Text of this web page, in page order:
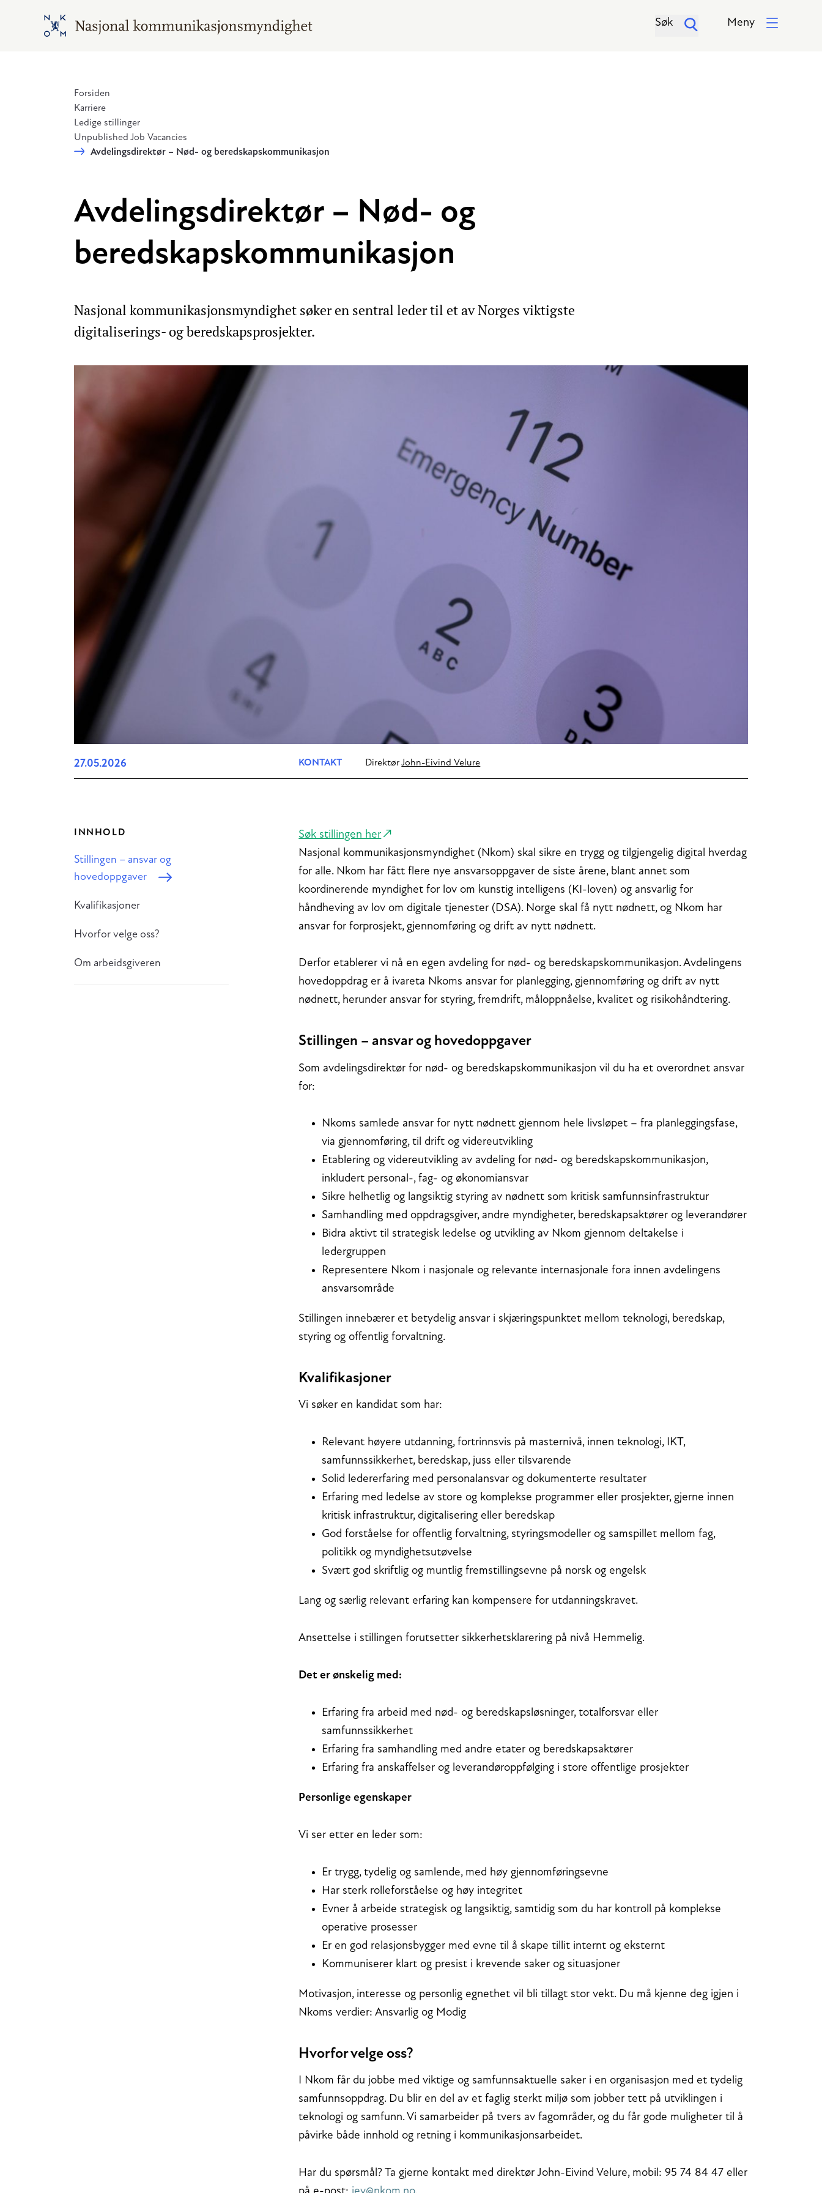
Hopp til hovedinnhold
Gå til hovedsiden Søk Meny
Forsiden
Karriere
Ledige stillinger
Unpublished Job Vacancies
Avdelingsdirektør – Nød- og beredskapskommunikasjon
Avdelingsdirektør – Nød- og
beredskapskommunikasjon
Nasjonal kommunikasjonsmyndighet søker en sentral leder til et av Norges viktigste
digitaliserings- og beredskapsprosjekter.
27.05.2026 KONTAKT Direktør John-Eivind Velure
INNHOLD
Stillingen – ansvar og
hovedoppgaver
Kvalifikasjoner
Hvorfor velge oss?
Om arbeidsgiveren
Søk stillingen her
Nasjonal kommunikasjonsmyndighet (Nkom) skal sikre en trygg og tilgjengelig digital hverdag
for alle. Nkom har fått flere nye ansvarsoppgaver de siste årene, blant annet som
koordinerende myndighet for lov om kunstig intelligens (KI-loven) og ansvarlig for
håndheving av lov om digitale tjenester (DSA). Norge skal få nytt nødnett, og Nkom har
ansvar for forprosjekt, gjennomføring og drift av nytt nødnett.
Derfor etablerer vi nå en egen avdeling for nød- og beredskapskommunikasjon. Avdelingens
hovedoppdrag er å ivareta Nkoms ansvar for planlegging, gjennomføring og drift av nytt
nødnett, herunder ansvar for styring, fremdrift, måloppnåelse, kvalitet og risikohåndtering.
Stillingen – ansvar og hovedoppgaver
Som avdelingsdirektør for nød- og beredskapskommunikasjon vil du ha et overordnet ansvar
for:
Nkoms samlede ansvar for nytt nødnett gjennom hele livsløpet – fra planleggingsfase,
via gjennomføring, til drift og videreutvikling
Etablering og videreutvikling av avdeling for nød- og beredskapskommunikasjon,
inkludert personal-, fag- og økonomiansvar
Sikre helhetlig og langsiktig styring av nødnett som kritisk samfunnsinfrastruktur
Samhandling med oppdragsgiver, andre myndigheter, beredskapsaktører og leverandører
Bidra aktivt til strategisk ledelse og utvikling av Nkom gjennom deltakelse i
ledergruppen
Representere Nkom i nasjonale og relevante internasjonale fora innen avdelingens
ansvarsområde
Stillingen innebærer et betydelig ansvar i skjæringspunktet mellom teknologi, beredskap,
styring og offentlig forvaltning.
Kvalifikasjoner
Vi søker en kandidat som har:
Relevant høyere utdanning, fortrinnsvis på masternivå, innen teknologi, IKT,
samfunnssikkerhet, beredskap, juss eller tilsvarende
Solid ledererfaring med personalansvar og dokumenterte resultater
Erfaring med ledelse av store og komplekse programmer eller prosjekter, gjerne innen
kritisk infrastruktur, digitalisering eller beredskap
God forståelse for offentlig forvaltning, styringsmodeller og samspillet mellom fag,
politikk og myndighetsutøvelse
Svært god skriftlig og muntlig fremstillingsevne på norsk og engelsk
Lang og særlig relevant erfaring kan kompensere for utdanningskravet.
Ansettelse i stillingen forutsetter sikkerhetsklarering på nivå Hemmelig.
Det er ønskelig med:
Erfaring fra arbeid med nød- og beredskapsløsninger, totalforsvar eller
samfunnssikkerhet
Erfaring fra samhandling med andre etater og beredskapsaktører
Erfaring fra anskaffelser og leverandøroppfølging i store offentlige prosjekter
Personlige egenskaper
Vi ser etter en leder som:
Er trygg, tydelig og samlende, med høy gjennomføringsevne
Har sterk rolleforståelse og høy integritet
Evner å arbeide strategisk og langsiktig, samtidig som du har kontroll på komplekse
operative prosesser
Er en god relasjonsbygger med evne til å skape tillit internt og eksternt
Kommuniserer klart og presist i krevende saker og situasjoner
Motivasjon, interesse og personlig egnethet vil bli tillagt stor vekt. Du må kjenne deg igjen i
Nkoms verdier: Ansvarlig og Modig
Hvorfor velge oss?
I Nkom får du jobbe med viktige og samfunnsaktuelle saker i en organisasjon med et tydelig
samfunnsoppdrag. Du blir en del av et faglig sterkt miljø som jobber tett på utviklingen i
teknologi og samfunn. Vi samarbeider på tvers av fagområder, og du får gode muligheter til å
påvirke både innhold og retning i kommunikasjonsarbeidet.
Har du spørsmål? Ta gjerne kontakt med direktør John-Eivind Velure, mobil: 95 74 84 47 eller